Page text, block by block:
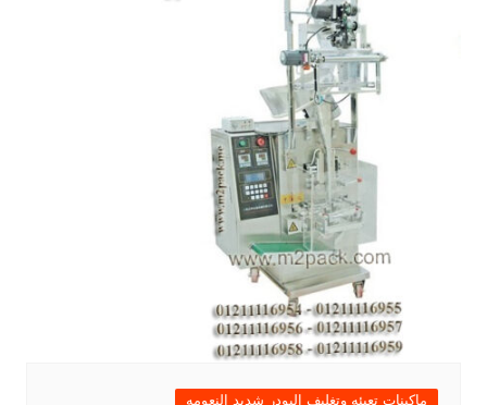
ماكينات تعبئه وتغليف البودر شديد النعومه